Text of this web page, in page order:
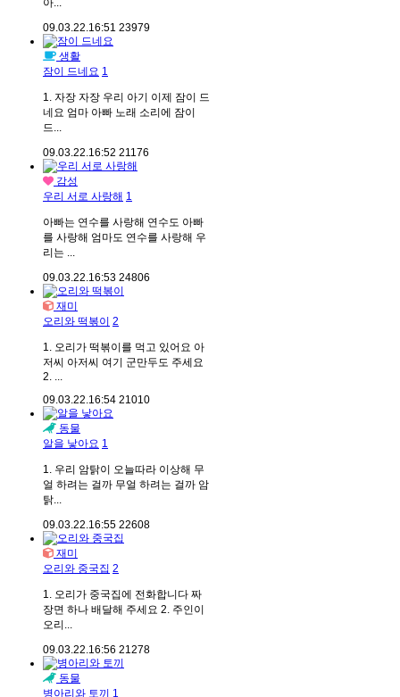
아...
09.03.22.16:51 23979
생활
잠이 드네요 1
1. 자장 자장 우리 아기 이제 잠이 드
네요 엄마 아빠 노래 소리에 잠이
드...
09.03.22.16:52 21176
감성
우리 서로 사랑해 1
아빠는 연수를 사랑해 연수도 아빠
를 사랑해 엄마도 연수를 사랑해 우
리는 ...
09.03.22.16:53 24806
재미
오리와 떡볶이 2
1. 오리가 떡볶이를 먹고 있어요 아
저씨 아저씨 여기 군만두도 주세요
2. ...
09.03.22.16:54 21010
동물
알을 낳아요 1
1. 우리 암탉이 오늘따라 이상해 무
얼 하려는 걸까 무얼 하려는 걸까 암
탉...
09.03.22.16:55 22608
재미
오리와 중국집 2
1. 오리가 중국집에 전화합니다 짜
장면 하나 배달해 주세요 2. 주인이
오리...
09.03.22.16:56 21278
동물
병아리와 토끼 1